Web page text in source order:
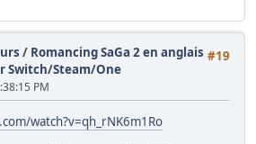
#19
/ Romancing SaGa 2 en anglais
Switch/Steam/One
PM
watch?v=qh_rNK6m1Ro